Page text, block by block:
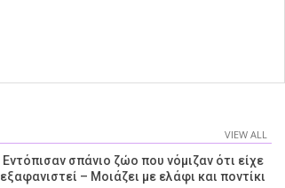
VIEW ALL
Εντόπισαν σπάνιο ζώο που νόμιζαν ότι είχε
εξαφανιστεί – Μοιάζει με ελάφι και ποντίκι